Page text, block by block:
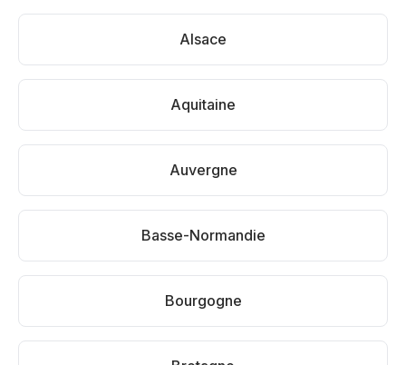
Alsace
Aquitaine
Auvergne
Basse-Normandie
Bourgogne